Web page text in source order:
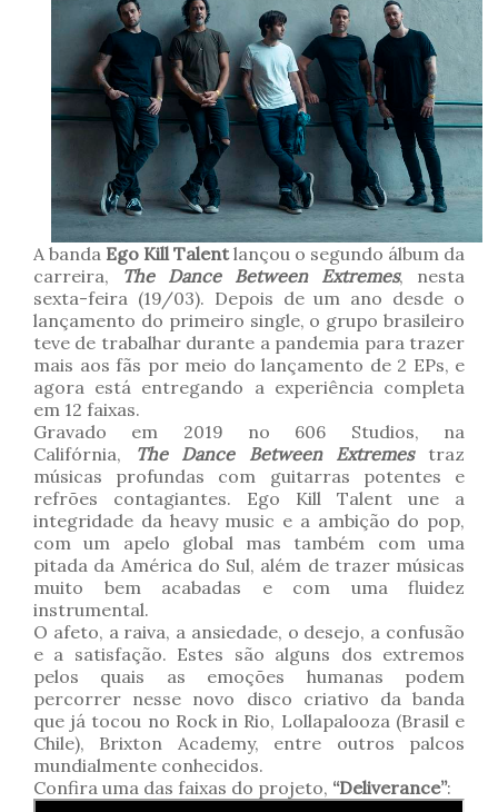
A banda Ego Kill Talentlançou o segundo álbum da
carreira, The Dance Between Extremes, nesta
sexta-feira (19/03). Depois de um ano desde o
lançamento do primeiro single, o grupo brasileiro
teve de trabalhar durante a pandemia para trazer
mais aos fãs por meio do lançamento de 2 EPs, e
agora está entregando a experiência completa
em 12 faixas.
Gravado em 2019 no 606 Studios, na
Califórnia,
The Dance Between Extremestraz
músicas profundas com guitarras potentes e
refrões contagiantes. Ego Kill Talent une a
integridade da heavy music e a ambição do pop,
com um apelo global mas também com uma
pitada da América do Sul, além de trazer músicas
muito bem acabadas e com uma fluidez
instrumental.
O afeto, a raiva, a ansiedade, o desejo, a confusão
e a satisfação. Estes são alguns dos extremos
pelos quais as emoções humanas podem
percorrer nesse novo disco criativo da banda
que já tocou no Rock in Rio, Lollapalooza (Brasil e
Chile), Brixton Academy, entre outros palcos
mundialmente conhecidos.
Confira uma das faixas do projeto, “Deliverance”: